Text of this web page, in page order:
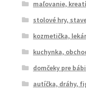
maľovanie,
stolové hry,
kozmetička,
kuchynka,
domčeky pre
autíčka, dráhy,